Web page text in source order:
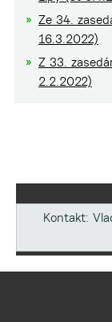
Ze 34.
16.3.2022)
Z 33.
2.2.2022)
Kontakt: